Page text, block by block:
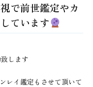
で前世鑑定やカ
ています
します
レイ鑑定もさせて頂いて